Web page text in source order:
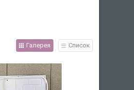
Галерея Список